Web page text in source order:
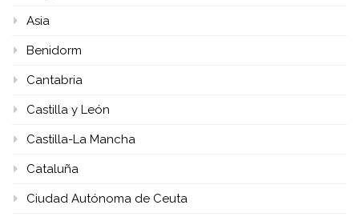
Asia
Benidorm
Cantabria
Castilla y León
Castilla-La Mancha
Cataluña
Ciudad Autónoma de Ceuta